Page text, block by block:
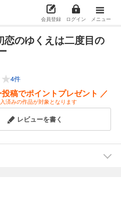
会員登録 ログイン メニュー
恋のゆくえは二度目の
4件
稿でポイントプレゼント ／
済みの作品が対象となります
レビューを書く